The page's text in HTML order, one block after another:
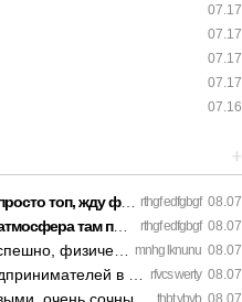
07.17
07.17
07.17
07.17
07.16
+
rthgf edfgbgf 08.07
топ, жду финал! htt…
rthgf edfgbgf 08.07
там просто непере…
mnhg lknunu 08.07
тяги больше н…
rfvcs werty 08.07
в Санкт-Петербурге…
thbt ybyb 08.07